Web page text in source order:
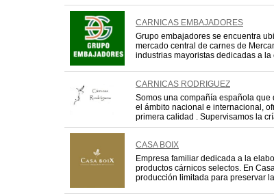
CARNICAS EMBAJADORES
Grupo embajadores se encuentra
mercado central de carnes de
industrias mayoristas dedicadas a
CARNICAS RODRIGUEZ
Somos una compañía española que
el ámbito nacional e internacional,
primera calidad . Supervisamos la
CASA BOIX
Empresa familiar dedicada a la
productos cárnicos selectos. En
producción limitada para preservar